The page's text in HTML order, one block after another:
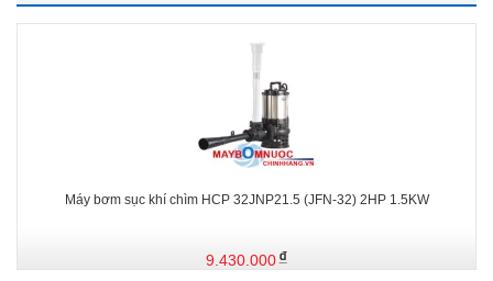
Máy bơm sục khí chìm HCP 32JNP21.5 (JFN-32) 2HP 1.5KW
9.430.000